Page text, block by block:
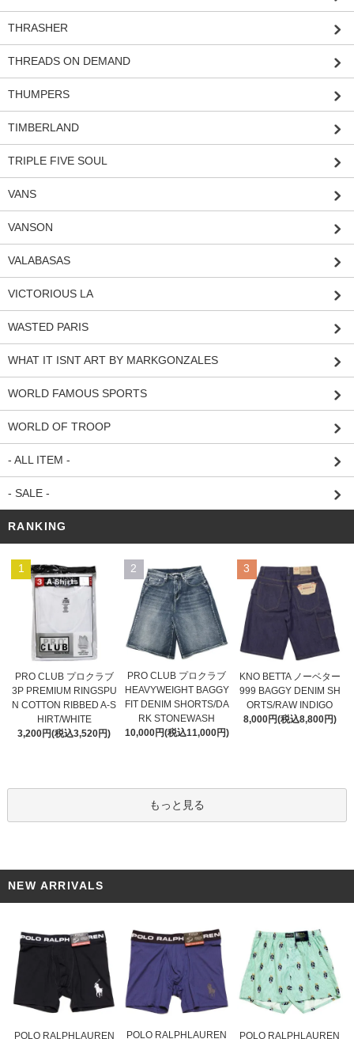
THRASHER
THREADS ON DEMAND
THUMPERS
TIMBERLAND
TRIPLE FIVE SOUL
VANS
VANSON
VALABASAS
VICTORIOUS LA
WASTED PARIS
WHAT IT ISNT ART BY MARKGONZALES
WORLD FAMOUS SPORTS
WORLD OF TROOP
- ALL ITEM -
- SALE -
RANKING
1
PRO CLUB プロクラブ
3P PREMIUM RINGSPU
N COTTON RIBBED A-S
HIRT/WHITE
3,200円(税込3,520円)
2
PRO CLUB プロクラブ
HEAVYWEIGHT BAGGY
FIT DENIM SHORTS/DA
RK STONEWASH
10,000円(税込11,000円)
3
KNO BETTA ノーベター
999 BAGGY DENIM SH
ORTS/RAW INDIGO
8,000円(税込8,800円)
もっと見る
NEW ARRIVALS
POLO RALPHLAUREN
POLO RALPHLAUREN
POLO RALPHLAUREN